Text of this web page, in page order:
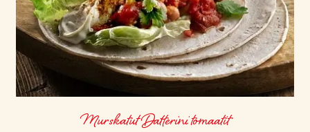
Murskatut Datterini tomaatit